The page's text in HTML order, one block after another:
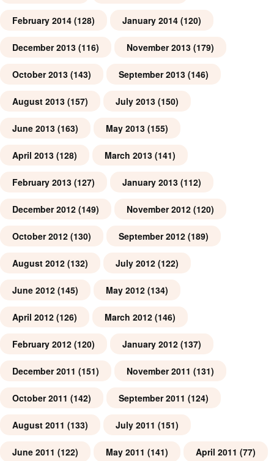
February 2014 (128) January 2014 (120)
December 2013 (116) November 2013 (179)
October 2013 (143) September 2013 (146)
August 2013 (157) July 2013 (150)
June 2013 (163) May 2013 (155)
April 2013 (128) March 2013 (141)
February 2013 (127) January 2013 (112)
December 2012 (149) November 2012 (120)
October 2012 (130) September 2012 (189)
August 2012 (132) July 2012 (122)
June 2012 (145) May 2012 (134)
April 2012 (126) March 2012 (146)
February 2012 (120) January 2012 (137)
December 2011 (151) November 2011 (131)
October 2011 (142) September 2011 (124)
August 2011 (133) July 2011 (151)
June 2011 (122) May 2011 (141) April 2011 (77)